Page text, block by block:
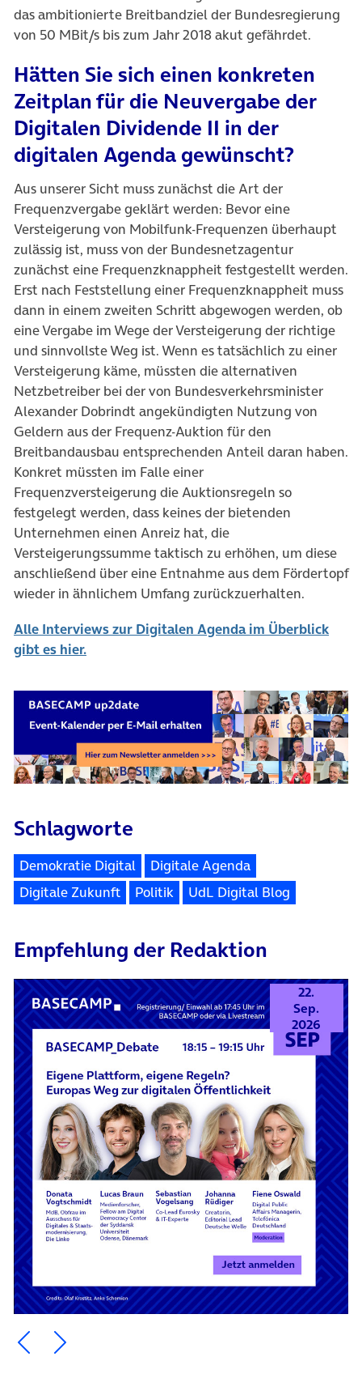
das ambitionierte Breitbandziel der Bundesregierung
von 50 MBit/s bis zum Jahr 2018 akut gefährdet.
Hätten Sie sich einen konkreten
Zeitplan für die Neuvergabe der
Digitalen Dividende II in der
digitalen Agenda gewünscht?
Aus unserer Sicht muss zunächst die Art der
Frequenzvergabe geklärt werden: Bevor eine
Versteigerung von Mobilfunk-Frequenzen überhaupt
zulässig ist, muss von der Bundesnetzagentur
zunächst eine Frequenzknappheit festgestellt werden.
Erst nach Feststellung einer Frequenzknappheit muss
dann in einem zweiten Schritt abgewogen werden, ob
eine Vergabe im Wege der Versteigerung der richtige
und sinnvollste Weg ist. Wenn es tatsächlich zu einer
Versteigerung käme, müssten die alternativen
Netzbetreiber bei der von Bundesverkehrsminister
Alexander Dobrindt angekündigten Nutzung von
Geldern aus der Frequenz-Auktion für den
Breitbandausbau entsprechenden Anteil daran haben.
Konkret müssten im Falle einer
Frequenzversteigerung die Auktionsregeln so
festgelegt werden, dass keines der bietenden
Unternehmen einen Anreiz hat, die
Versteigerungssumme taktisch zu erhöhen, um diese
anschließend über eine Entnahme aus dem Fördertopf
wieder in ähnlichem Umfang zurückzuerhalten.
Alle Interviews zur Digitalen Agenda im Überblick
gibt es hier.(öffnet in neuem Tab)
Schlagworte
Demokratie Digital
Digitale Agenda
Digitale Zukunft
Politik UdL Digital Blog
Empfehlung der Redaktion
22.
Sep.
2026
Ein Element zurück blättern
Ein Element weiter blättern